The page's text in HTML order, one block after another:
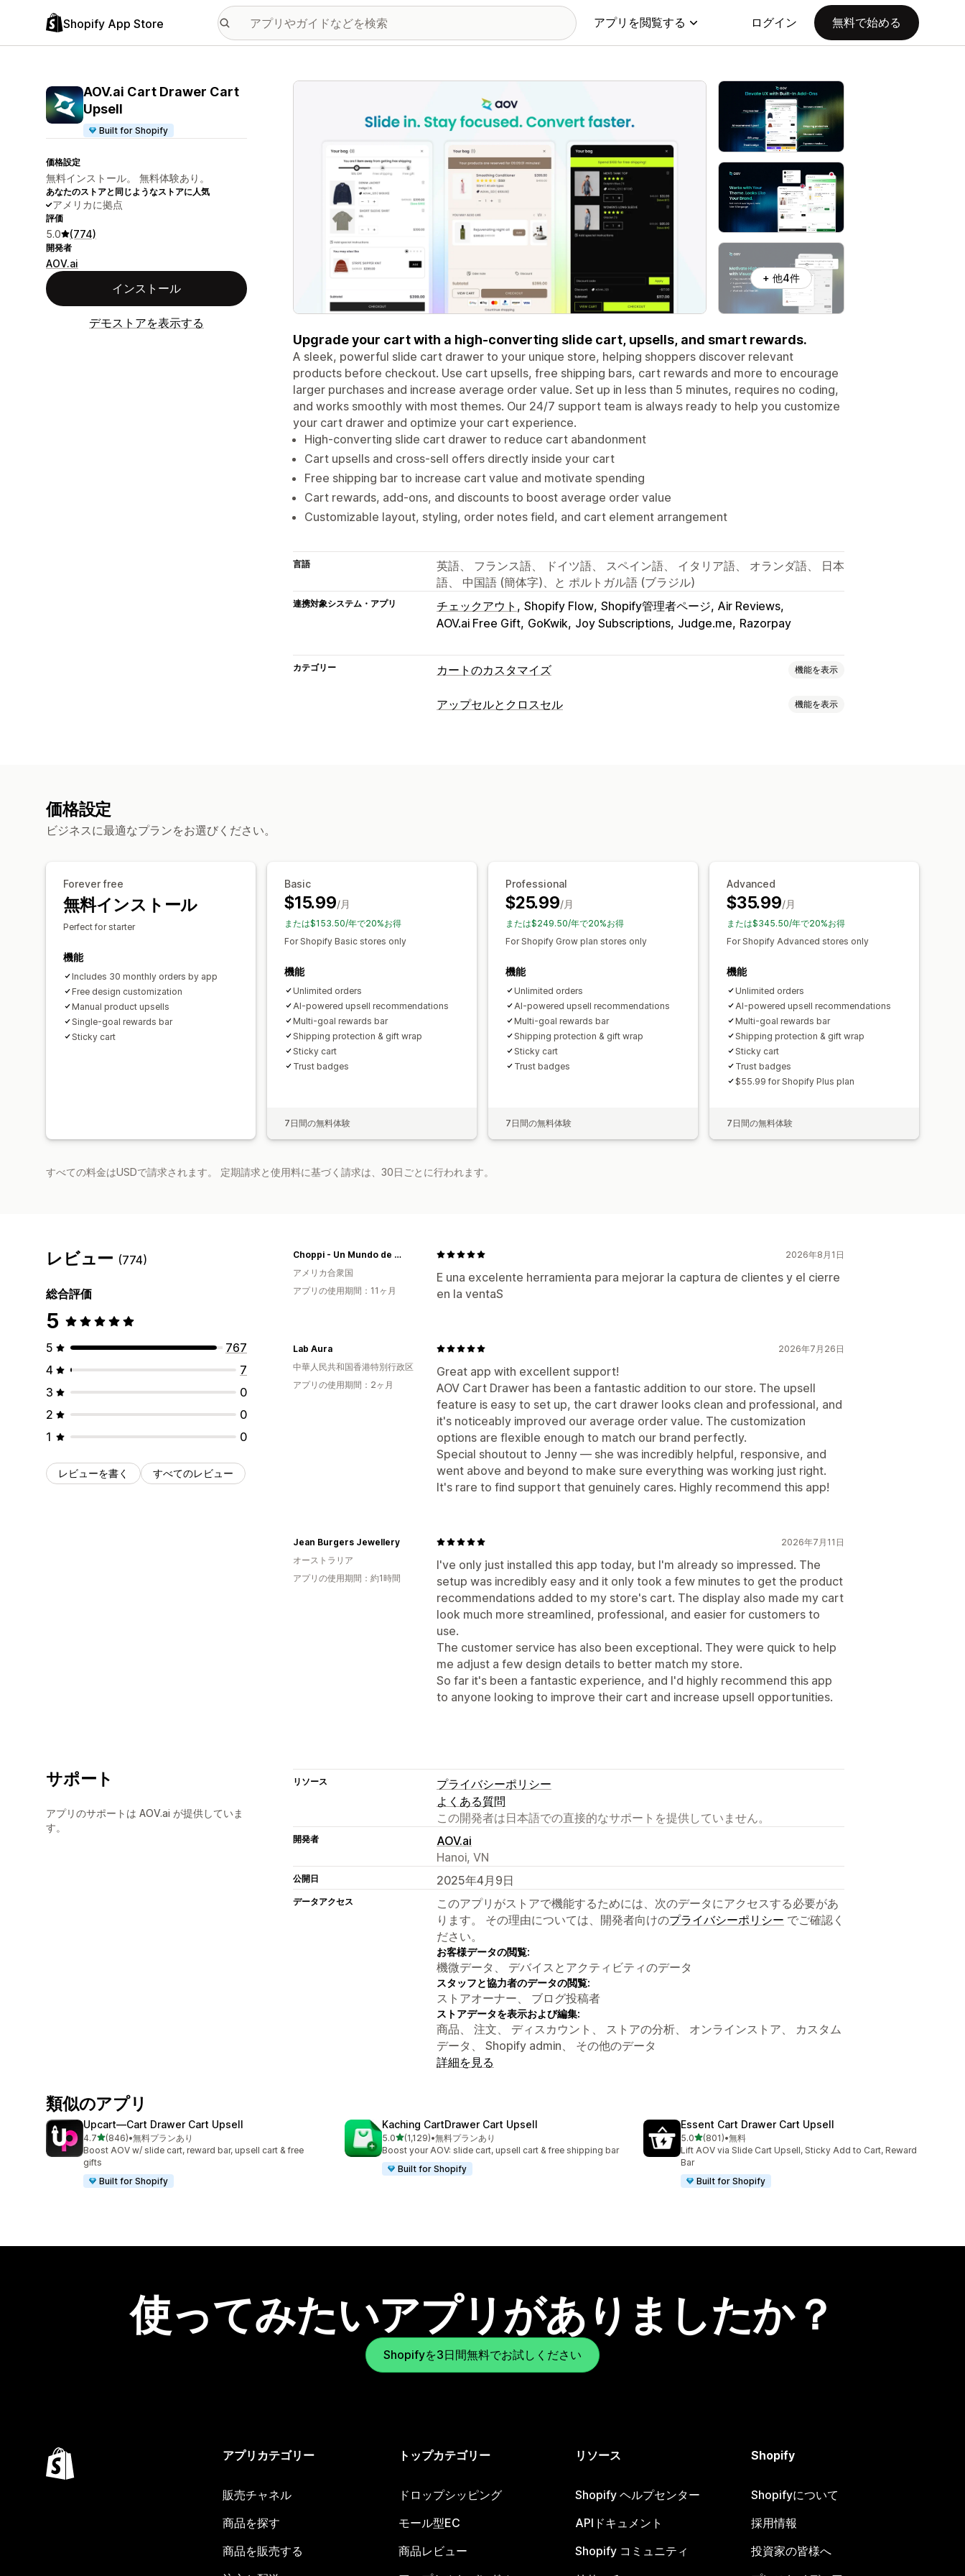
Shopify App Store アプリを閲覧する ログイン 無料で始める
AOV.ai Cart Drawer Cart
Upsell
Built for Shopify
価格設定
無料インストール。 無料体験あり。
あなたのストアと同じようなストアに人気
アメリカに拠点
評価
5.0 (774)
開発者
AOV.ai
インストール
デモストアを表示する
特集の画像ギャラリー
+ 他4件
Upgrade your cart with a high-converting slide cart, upsells, and smart rewards.
A sleek, powerful slide cart drawer to your unique store, helping shoppers discover relevant
products before checkout. Use cart upsells, free shipping bars, cart rewards and more to encourage
larger purchases and increase average order value. Set up in less than 5 minutes, requires no coding,
and works smoothly with most themes. Our 24/7 support team is always ready to help you customize
your cart drawer and optimize your cart experience.
High-converting slide cart drawer to reduce cart abandonment
Cart upsells and cross-sell offers directly inside your cart
Free shipping bar to increase cart value and motivate spending
Cart rewards, add-ons, and discounts to boost average order value
Customizable layout, styling, order notes field, and cart element arrangement
言語
英語、 フランス語、 ドイツ語、 スペイン語、 イタリア語、 オランダ語、 日本
語、 中国語 (簡体字)、と ポルトガル語 (ブラジル)
連携対象システム・アプリ チェックアウト Shopify Flow Shopify管理者ページ Air Reviews
AOV.ai Free Gift GoKwik Joy Subscriptions Judge.me Razorpay
カテゴリー カートのカスタマイズ 機能を表示
カートの表示
チェックアウト環境のカスタマイズ
ワンクリックアップセル
エクスプレスチェックアウトの非表示
チェックアウトまでスキップ 複数言語
アップセルとクロスセル 機能を表示
おすすめ商品
段階的ディスカウント
AIによるおすすめ 定期購入のアップグレード
クリックスルー率
価格設定
ビジネスに最適なプランをお選びください。
Forever free
無料インストール
Perfect for starter
機能
Includes 30 monthly orders by app
Free design customization
Manual product upsells
Single-goal rewards bar
Sticky cart
Basic
$15.99/月
または$153.50/年で20%お得
For Shopify Basic stores only
機能
Unlimited orders
AI-powered upsell recommendations
Multi-goal rewards bar
Shipping protection & gift wrap
Sticky cart
Trust badges
7日間の無料体験
Professional
$25.99/月
または$249.50/年で20%お得
For Shopify Grow plan stores only
機能
Unlimited orders
AI-powered upsell recommendations
Multi-goal rewards bar
Shipping protection & gift wrap
Sticky cart
Trust badges
7日間の無料体験
Advanced
$35.99/月
または$345.50/年で20%お得
For Shopify Advanced stores only
機能
Unlimited orders
AI-powered upsell recommendations
Multi-goal rewards bar
Shipping protection & gift wrap
Sticky cart
Trust badges
$55.99 for Shopify Plus plan
7日間の無料体験
すべての料金はUSDで請求されます。 定期請求と使用料に基づく請求は、30日ごとに行われます。
レビュー (774)
総合評価
5
5
767
4
7
3
0
2
0
1
0
レビューを書く すべてのレビュー
2026年8月1日
E una excelente herramienta para mejorar la captura de clientes y el cierre
en la ventaS
Choppi - Un Mundo de Cortadores
アメリカ合衆国
アプリの使用期間：11ヶ月
2026年7月26日
Great app with excellent support!
AOV Cart Drawer has been a fantastic addition to our store. The upsell
feature is easy to set up, the cart drawer looks clean and professional, and
it's noticeably improved our average order value. The customization
options are flexible enough to match our brand perfectly.
Special shoutout to Jenny — she was incredibly helpful, responsive, and
went above and beyond to make sure everything was working just right.
It's rare to find support that genuinely cares. Highly recommend this app!
Lab Aura
中華人民共和国香港特別行政区
アプリの使用期間：2ヶ月
2026年7月11日
I've only just installed this app today, but I'm already so impressed. The
setup was incredibly easy and it only took a few minutes to get the product
recommendations added to my store's cart. The display also made my cart
look much more streamlined, professional, and easier for customers to
use.
The customer service has also been exceptional. They were quick to help
me adjust a few design details to better match my store.
So far it's been a fantastic experience, and I'd highly recommend this app
to anyone looking to improve their cart and increase upsell opportunities.
Jean Burgers Jewellery
オーストラリア
アプリの使用期間：約1時間
サポート
アプリのサポートは AOV.ai が提供していま
す。
リソース
プライバシーポリシー
よくある質問
この開発者は日本語での直接的なサポートを提供していません。
開発者
AOV.ai
Hanoi, VN
公開日 2025年4月9日
データアクセス
このアプリがストアで機能するためには、次のデータにアクセスする必要があ
ります。 その理由については、開発者向けのプライバシーポリシー でご確認く
ださい。
お客様データの閲覧:
機微データ、 デバイスとアクティビティのデータ
スタッフと協力者のデータの閲覧:
ストアオーナー、 ブログ投稿者
ストアデータを表示および編集:
商品、 注文、 ディスカウント、 ストアの分析、 オンラインストア、 カスタム
データ、 Shopify admin、 その他のデータ
詳細を見る
類似のアプリ
Upcart—Cart Drawer Cart Upsell
4.75つ星中
(846)
合計レビュー数：846件
•無料プランあり
Boost AOV w/ slide cart, reward bar, upsell cart & free
gifts
Built for Shopify
Kaching CartDrawer Cart Upsell
5.05つ星中
(1,129)
合計レビュー数：1129件
•無料プランあり
Boost your AOV: slide cart, upsell cart & free shipping bar
Built for Shopify
Essent Cart Drawer Cart Upsell
5.05つ星中
(801)
合計レビュー数：801件
•無料
Lift AOV via Slide Cart Upsell, Sticky Add to Cart, Reward
Bar
Built for Shopify
使ってみたいアプリがありましたか？
Shopifyを3日間無料でお試しください
アプリカテゴリー
販売チャネル
商品を探す
商品を販売する
トップカテゴリー
ドロップシッピング
モール型EC
商品レビュー
リソース
Shopify ヘルプセンター
APIドキュメント
Shopify コミュニティ
Shopify
Shopifyについて
採用情報
投資家の皆様へ